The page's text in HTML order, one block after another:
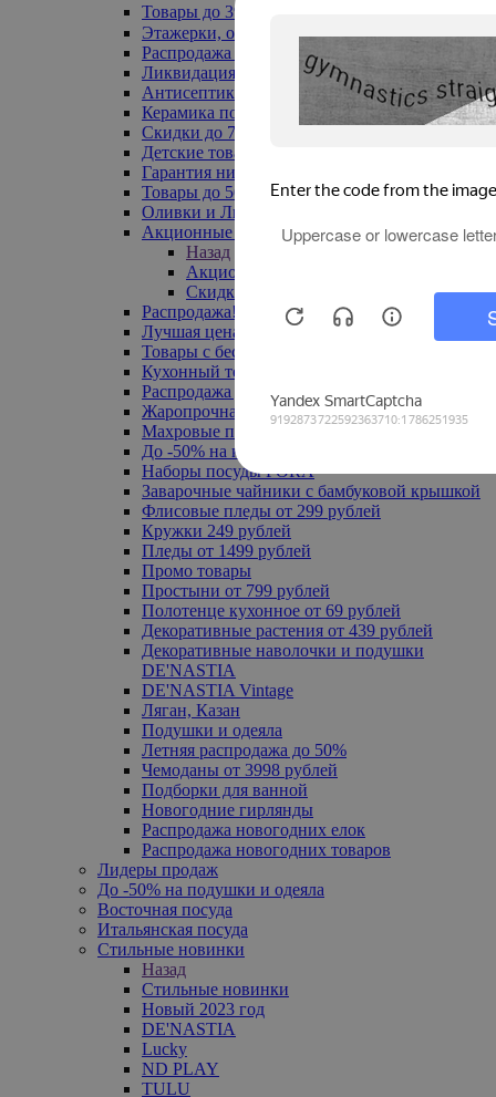
Товары до 399₽
Этажерки, обувницы
Распродажа текстиля до -50%
Ликвидация до -70%
Антисептики
Керамика по 129 руб
Скидки до 70%
Детские товары
Гарантия низкой цены
Товары до 500 руб
Оливки и Лимоны
Акционные товары
Назад
Акционные товары
Скидка 20% по промокоду
Распродажа! Ульяновск до -70%
Лучшая цена
Товары с бесплатной доставкой
Кухонный текстиль
Распродажа до -50%
Жаропрочная посуда
Махровые полотенца
До -50% на ковры
Наборы посуды FORA
Заварочные чайники с бамбуковой крышкой
Флисовые пледы от 299 рублей
Кружки 249 рублей
Пледы от 1499 рублей
Промо товары
Простыни от 799 рублей
Полотенце кухонное от 69 рублей
Декоративные растения от 439 рублей
Декоративные наволочки и подушки
DE'NASTIA
DE'NASTIA Vintage
Ляган, Казан
Подушки и одеяла
Летняя распродажа до 50%
Чемоданы от 3998 рублей
Подборки для ванной
Новогодние гирлянды
Распродажа новогодних елок
Распродажа новогодних товаров
Лидеры продаж
До -50% на подушки и одеяла
Восточная посуда
Итальянская посуда
Стильные новинки
Назад
Стильные новинки
Новый 2023 год
DE'NASTIA
Lucky
ND PLAY
TULU